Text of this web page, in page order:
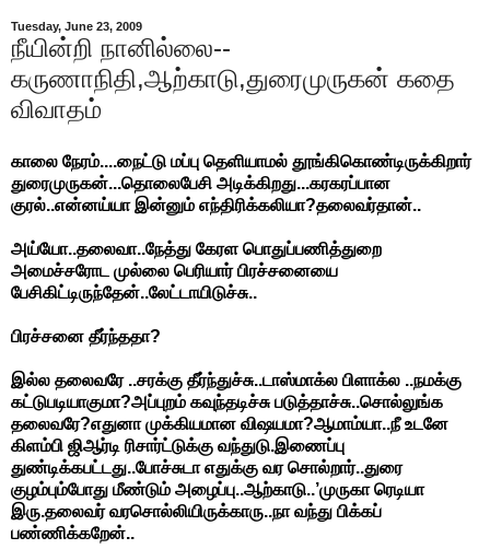
Tuesday, June 23, 2009
நீயின்றி நானில்லை--
கருணாநிதி,ஆற்காடு,துரைமுருகன் கதை
விவாதம்
காலை நேரம்....நைட்டு மப்பு தெளியாமல் தூங்கிகொண்டிருக்கிறார்
துரைமுருகன்...தொலைபேசி அடிக்கிறது...கரகரப்பான
குரல்..என்னய்யா இன்னும் எந்திரிக்கலியா?தலைவர்தான்..
அய்யோ..தலைவா..நேத்து கேரள பொதுப்பணித்துறை
அமைச்சரோட முல்லை பெரியார் பிரச்சனையை
பேசிகிட்டிருந்தேன்..லேட்டாயிடுச்சு..
பிரச்சனை தீர்ந்ததா?
இல்ல தலைவரே ..சரக்கு தீர்ந்துச்சு..டாஸ்மாக்ல பிளாக்ல ..நமக்கு
கட்டுபடியாகுமா?அப்புறம் கவுந்தடிச்சு படுத்தாச்சு..சொல்லுங்க
தலைவரே?எதுனா முக்கியமான விஷயமா?ஆமாம்யா..நீ உடனே
கிளம்பி ஜிஆர்டி ரிசார்ட்டுக்கு வந்துடு.இணைப்பு
துண்டிக்கபட்டது..போச்சுடா எதுக்கு வர சொல்றார்..துரை
குழம்பும்போது மீண்டும் அழைப்பு..ஆற்காடு..’முருகா ரெடியா
இரு.தலைவர் வரசொல்லியிருக்காரு..நா வந்து பிக்கப்
பண்ணிக்கறேன்..